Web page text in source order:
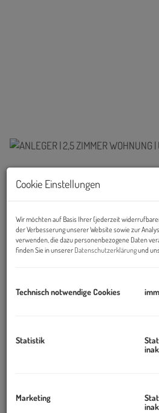
Links
Cookie Einstellungen
Wir möchten auf Basis Ihrer (jederzeit
der Verbesserung unserer Website sowie zur
verwenden, die dazu personenbezogene Daten
finden Sie in unserer Datenschutzerklärungund
Technisch notwendige Cookies
Statistik
Marketing